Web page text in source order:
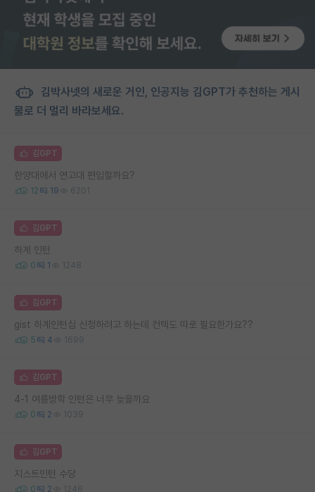
김박사넷의 새로운 거인, 인공지능 김GPT가 추천하는 게시
물로 더 멀리 바라보세요.
김GPT
한양대에서 연고대 편입할까요?
12 19 6201
김GPT
하계 인턴
0 1 1248
김GPT
gist 하계인턴십 신청하려고 하는데 컨텍도 따로 필요한가요??
5 4 1699
김GPT
4-1 여름방학 인턴은 너무 늦을까요
0 2 1039
김GPT
지스트인턴 수당
0 2 1246